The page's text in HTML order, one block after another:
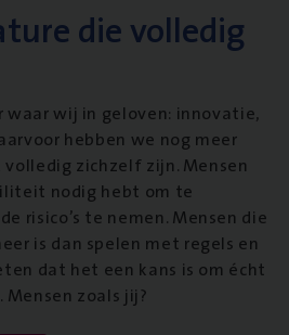
die volledig
waar wij in geloven: innovatie,
hebben we nog meer
zichzelf zijn. Mensen
nodig hebt om te
risico’s te nemen. Mensen die
is dan spelen met regels en
dat het een kans is om écht
zoals jij?